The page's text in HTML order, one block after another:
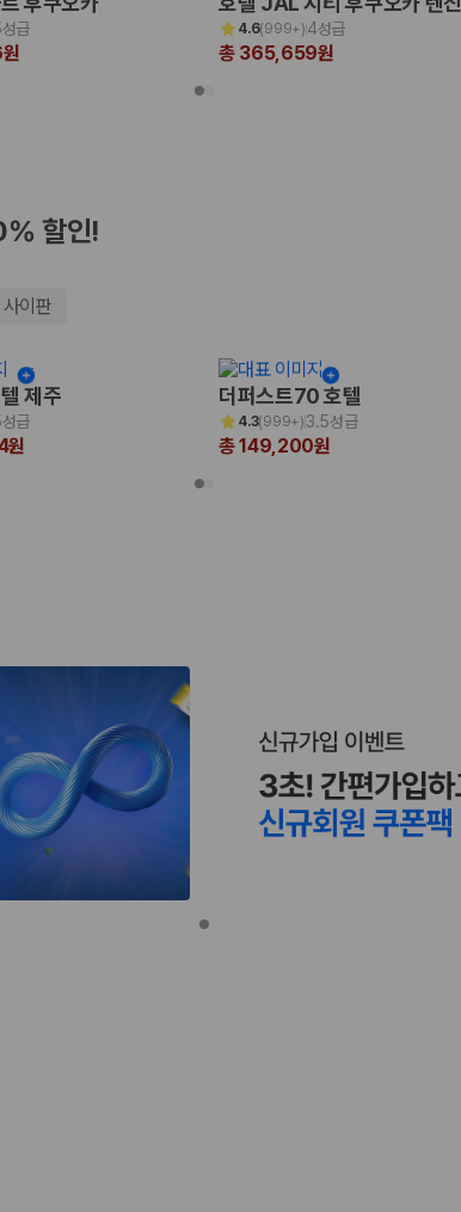
급 4.6(999+)4성급
총 365,659원
할인!
사이판
제주
급
원
더퍼스트70 호텔
4.3(999+)3.5성급
총 149,200원